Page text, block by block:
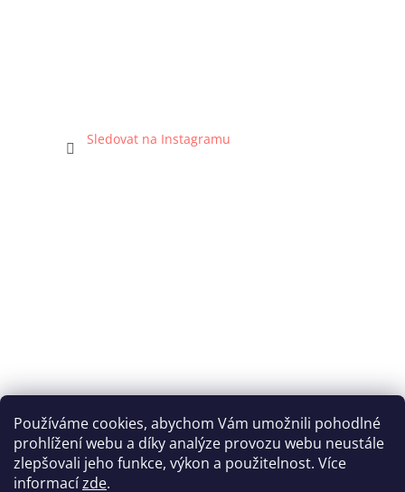
Používáme cookies, abychom Vám umožnili pohodlné
prohlížení webu a díky analýze provozu webu neustále
zlepšovali jeho funkce, výkon a použitelnost. Více
informacízde.
Sledovat na Instagramu
Katka Hromasová Foto